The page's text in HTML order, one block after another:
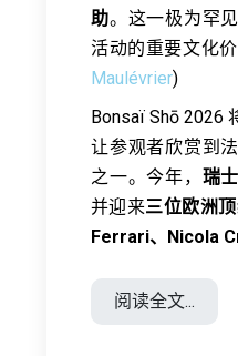
助。这一极为罕
活动的重要文化
Maulévrier)
Bonsaï Shō 2026
让参观者欣赏到
之一。今年， 瑞
并迎来三位欧洲
Ferrari、Nicola
阅读全文...